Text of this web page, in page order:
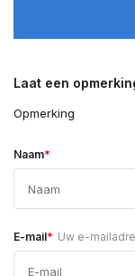
Laat een
Opmerking
Naam*
E-mail* Uw e-